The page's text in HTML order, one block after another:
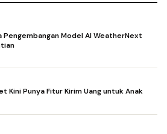
Pengembangan Model AI WeatherNext
Kini Punya Fitur Kirim Uang untuk Anak